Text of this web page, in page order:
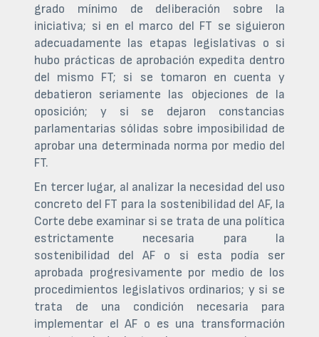
grado mínimo de deliberación sobre la
iniciativa; si en el marco del FT se siguieron
adecuadamente las etapas legislativas o si
hubo prácticas de aprobación expedita dentro
del mismo FT; si se tomaron en cuenta y
debatieron seriamente las objeciones de la
oposición; y si se dejaron constancias
parlamentarias sólidas sobre imposibilidad de
aprobar una determinada norma por medio del
FT.
En tercer lugar, al analizar la necesidad del uso
concreto del FT para la sostenibilidad del AF, la
Corte debe examinar si se trata de una política
estrictamente necesaria para la
sostenibilidad del AF o si esta podía ser
aprobada progresivamente por medio de los
procedimientos legislativos ordinarios; y si se
trata de una condición necesaria para
implementar el AF o es una transformación